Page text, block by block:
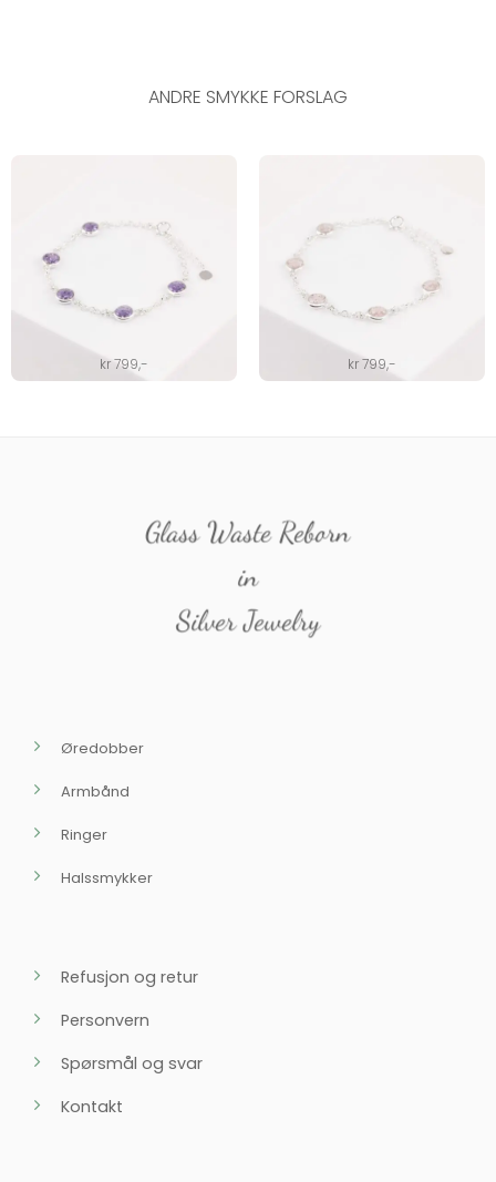
ANDRE SMYKKE FORSLAG
kr799,- kr799,-
Glass Waste Reborn
in
Silver Jewelry
Øredobber
Armbånd
Ringer
Halssmykker
Refusjon og retur
Personvern
Spørsmål og svar
Kontakt